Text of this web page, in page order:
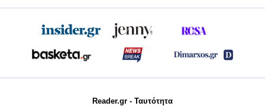
Reader.gr - Ταυτότητα